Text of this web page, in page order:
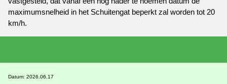
maximumsnelheid in het Schuitengat beperkt zal worden tot 20
km/h.
Datum: 2026.06.17